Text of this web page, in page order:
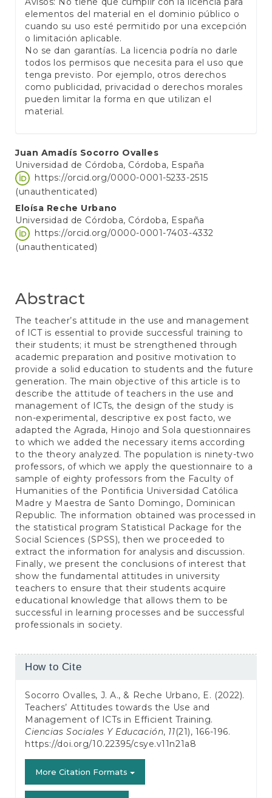
elementos del material en el dominio público o
cuando su uso esté permitido por una excepción
o limitación aplicable.
No se dan garantías. La licencia podría no darle
todos los permisos que necesita para el uso que
tenga previsto. Por ejemplo, otros derechos
como publicidad, privacidad o derechos morales
pueden limitar la forma en que utilizan el
material.
Main
Article
Content
Juan Amadís Socorro Ovalles
Universidad de Córdoba, Córdoba, España
https://orcid.org/0000-0001-5233-2515
(unauthenticated)
Eloísa Reche Urbano
Universidad de Córdoba, Córdoba, España
https://orcid.org/0000-0001-7403-4332
(unauthenticated)
Abstract
The teacher’s attitude in the use and management
of ICT is essential to provide successful training to
their students; it must be strengthened through
academic preparation and positive motivation to
provide a solid education to students and the future
generation. The main objective of this article is to
describe the attitude of teachers in the use and
management of ICTs, the design of the study is
non-experimental, descriptive ex post facto, we
adapted the Agrada, Hinojo and Sola questionnaires
to which we added the necessary items according
to the theory analyzed. The population is ninety-two
professors, of which we apply the questionnaire to a
sample of eighty professors from the Faculty of
Humanities of the Pontificia Universidad Católica
Madre y Maestra de Santo Domingo, Dominican
Republic. The information obtained was processed in
the statistical program Statistical Package for the
Social Sciences (SPSS), then we proceeded to
extract the information for analysis and discussion.
Finally, we present the conclusions of interest that
show the fundamental attitudes in university
teachers to ensure that their students acquire
educational knowledge that allows them to be
successful in learning processes and be successful
professionals in society.
Article
How to Cite
Socorro Ovalles, J. A., & Reche Urbano, E. (2022).
Teachers’ Attitudes towards the Use and
Management of ICTs in Efficient Training.
Ciencias Sociales Y Educación, 11(21), 166-196.
https://doi.org/10.22395/csye.v11n21a8
More Citation Formats